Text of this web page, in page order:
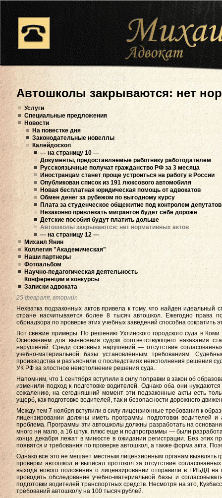
Автошколы закрываются: нет
Услуги
Специальные предложения
Новости
На повестке дня
Законодательные новеллы
Калейдоскоп
— на страницу 10 —
Документы, предоставляемые работнику работодателем
Русскоязычные получат гражданство РФ за 3 месяца
Иностранцам станет проще устроиться на работу в России
Опубликован список из 191 люксового автомобиля
Новая бесплатная юридическая помощь от адвокатов
Обмен денег за рубежом по выгодному курсу
Плата за студенческое общежитие под контролем депутатов
Незаконно привлекать мигрантов будет себе дороже
Детские пособия будут платить дольше
Автошколы закрываются: нет нормативных актов
— на страницу 12 —
Михаил Янин
Коллегия "Академическая"
Наши партнеры
Фотоальбом
Научно-педагогическая деятельность
Конференции и конкурсы
Записки адвоката
25 февраля, вторник
Нехватка подзаконных актов привела к тому, что найден
стране насчитывается более 8 тысяч автошкол. Ежегодно права
обрнадзора по проверке этих учебных заведений способна сократить
Вот свежие примеры. По решению Ухтинского городского суда в
Основанием для вынесения судом соответствующего наказания
нарушений. Среди основных нарушений — отсутствие
учебно-материальной базы установленным требованиям.
производства и разъяснили о последствиях неисполнения решения
УК РФ за злостное неисполнение решения суда.
Напомним, что 1 сентября вступили в силу поправки в закон об
изменили подход к подготовке водителей. Однако оба они
сожалению, на сегодняшний момент эти подзаконные акты есть
ущерб, как подготовке водителей, так и безопасности дорожного
Между тем 7 ноября вступили в силу лицензионные требования к
лицензировании должны иметь программы подготовки водителей
проблема. Программы эти автошколы должны разработать на
много ни мало, а 16 штук, плюс еще и подпрограммы — были
конца декабря лежат в минюсте в ожидании регистрации. Без этих
появятся и требования по проверке автошкол, а также форма акта.
Однако все это не мешает местным лицензионным органам выявлять
проверки автошкол и выписал протокол за отсутствие
выхода нового положения о лицензировании отправили в ГИБДД
проводить обследование учебно-материальной базы и
подготовки водителей транспортных средств. Несмотря на это,
требований автошколу на 100 тысяч рублей.